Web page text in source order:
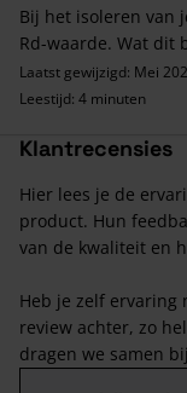
Bij het isoleren van
Rd-waarde. Wat dit
Laatst gewijzigd: Mei
Leestijd: 4 minuten
Klantrecensies
Hier lees je de
product. Hun
van de kwaliteit en
Heb je zelf ervaring
review achter, zo
dragen we samen